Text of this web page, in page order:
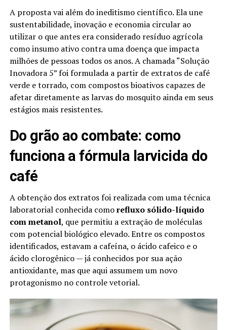
A proposta vai além do ineditismo científico. Ela une
sustentabilidade, inovação e economia circular ao
utilizar o que antes era considerado resíduo agrícola
como insumo ativo contra uma doença que impacta
milhões de pessoas todos os anos. A chamada “Solução
Inovadora 5” foi formulada a partir de extratos de café
verde e torrado, com compostos bioativos capazes de
afetar diretamente as larvas do mosquito ainda em seus
estágios mais resistentes.
Do grão ao combate: como
funciona a fórmula larvicida do
café
A obtenção dos extratos foi realizada com uma técnica
laboratorial conhecida comorefluxo sólido-líquido
com metanol, que permitiu a extração de moléculas
com potencial biológico elevado. Entre os compostos
identificados, estavam a cafeína, o ácido cafeico e o
ácido clorogênico — já conhecidos por sua ação
antioxidante, mas que aqui assumem um novo
protagonismo no controle vetorial.